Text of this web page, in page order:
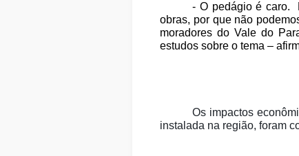
- O pedágio é caro.
obras, por que não
moradores do Vale do
estudos sobre o tema –
Os impactos
instalada na região, foram